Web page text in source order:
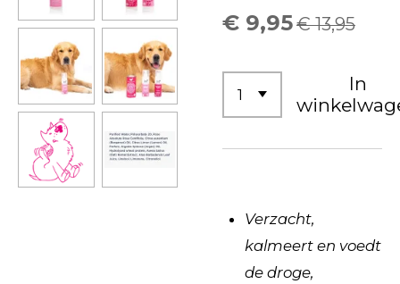
€ 9,95€ 13,95
In
Verzacht,
kalmeert en voedt
de droge,